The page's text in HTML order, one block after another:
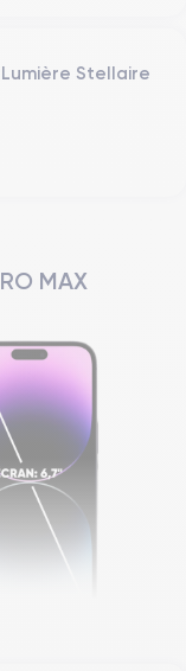
Lumière Stellaire
MAX